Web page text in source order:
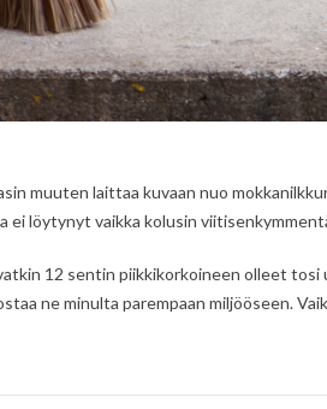
muuten laittaa kuvaan nuo
ei löytynyt vaikka kolusin
12 sentin piikkikorkoineen olleet
ne minulta parempaan miljööseen.